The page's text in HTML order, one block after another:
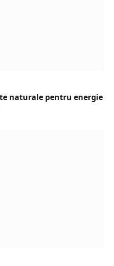
naturale pentru energie